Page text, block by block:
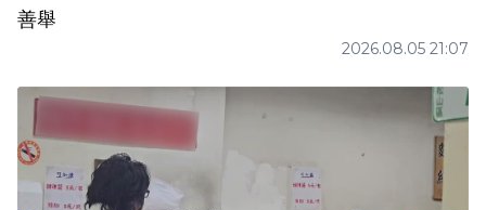
善舉
2026.08.05 21:07